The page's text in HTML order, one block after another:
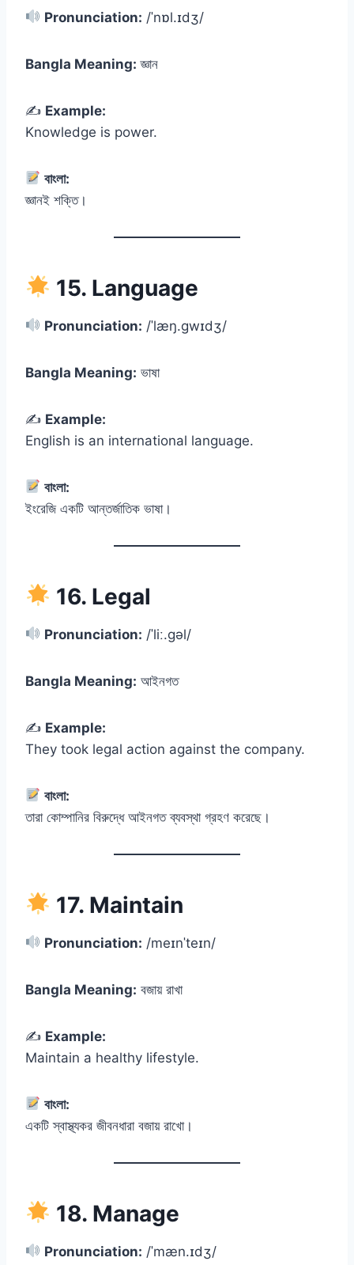
Pronunciation: /ˈnɒl.ɪdʒ/
Bangla Meaning: জ্ঞান
✍️ Example:
Knowledge is power.
বাংলা:
জ্ঞানই শক্তি।
15. Language
Pronunciation: /ˈlæŋ.ɡwɪdʒ/
Bangla Meaning: ভাষা
✍️ Example:
English is an international language.
বাংলা:
ইংরেজি একটি আন্তর্জাতিক ভাষা।
16. Legal
Pronunciation: /ˈliː.ɡəl/
Bangla Meaning: আইনগত
✍️ Example:
They took legal action against the company.
বাংলা:
তারা কোম্পানির বিরুদ্ধে আইনগত ব্যবস্থা গ্রহণ করেছে।
17. Maintain
Pronunciation: /meɪnˈteɪn/
Bangla Meaning: বজায় রাখা
✍️ Example:
Maintain a healthy lifestyle.
বাংলা:
একটি স্বাস্থ্যকর জীবনধারা বজায় রাখো।
18. Manage
Pronunciation: /ˈmæn.ɪdʒ/